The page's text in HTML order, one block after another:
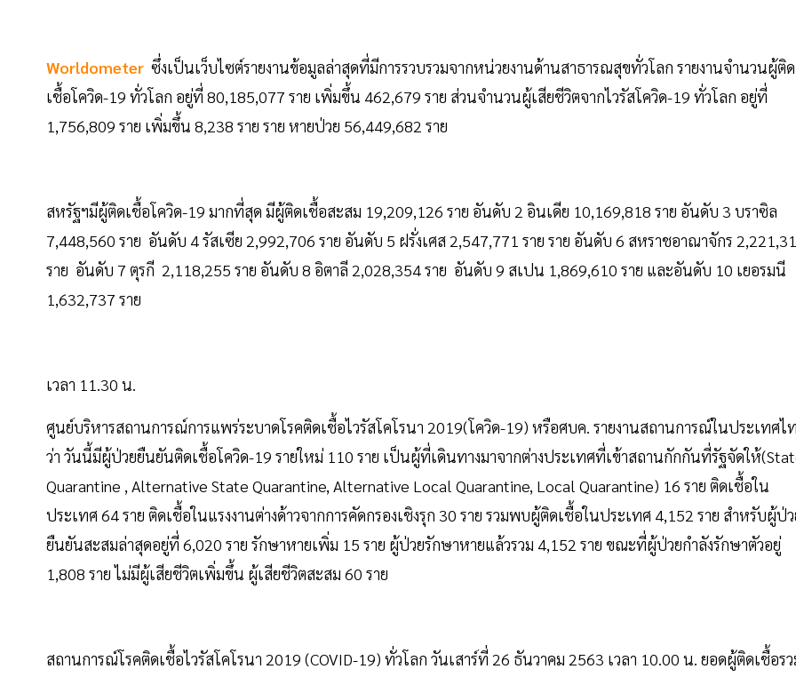
Worldometer ซึ่งเป็นเว็บไซต์รายงานข้อมูลล่าสุดที่มีการรวบรวมจากหน่วยงานด้านสาธารณสุขทั่วโลก รายงานจำนวนผู้ติด
เชื้อโควิด-19 ทั่วโลก อยู่ที่ 80,185,077 ราย เพิ่มขึ้น 462,679 ราย ส่วนจำนวนผู้เสียชีวิตจากไวรัสโควิด-19 ทั่วโลก อยู่ที่
1,756,809 ราย เพิ่มขึ้น 8,238 ราย ราย หายป่วย 56,449,682 ราย
สหรัฐฯมีผู้ติดเชื้อโควิด-19 มากที่สุด มีผู้ติดเชื้อสะสม 19,209,126 ราย อันดับ 2 อินเดีย 10,169,818 ราย อันดับ 3 บราซิล
7,448,560 ราย อันดับ 4 รัสเซีย 2,992,706 ราย อันดับ 5 ฝรั่งเศส 2,547,771 ราย ราย อันดับ 6 สหราชอาณาจักร
ราย อันดับ 7 ตุรกี 2,118,255 ราย อันดับ 8 อิตาลี 2,028,354 ราย อันดับ 9 สเปน 1,869,610 ราย และอันดับ 10 เยอรมนี
1,632,737 ราย
เวลา 11.30 น.
ศูนย์บริหารสถานการณ์การแพร่ระบาดโรคติดเชื้อไวรัสโคโรนา 2019(โควิด-19) หรือศบค. รายงานสถานการณ์ในประเทศไ
ว่า วันนี้มีผู้ป่วยยืนยันติดเชื้อโควิด-19 รายใหม่ 110 ราย เป็นผู้ที่เดินทางมาจากต่างประเทศที่เข้าสถานกักกันที่รัฐจัดให้
Quarantine , Alternative State Quarantine, Alternative Local Quarantine, Local Quarantine) 16 ราย ติดเชื้อใน
ประเทศ 64 ราย ติดเชื้อในแรงงานต่างด้าวจากการคัดกรองเชิงรุก 30 ราย รวมพบผู้ติดเชื้อในประเทศ 4,152 ราย สำหรับผู้ป่
ยืนยันสะสมล่าสุดอยู่ที่ 6,020 ราย รักษาหายเพิ่ม 15 ราย ผู้ป่วยรักษาหายแล้วรวม 4,152 ราย ขณะที่ผู้ป่วยกำลังรักษาตัวอยู่
1,808 ราย ไม่มีผู้เสียชีวิตเพิ่มขึ้น ผู้เสียชีวิตสะสม 60 ราย
สถานการณ์โรคติดเชื้อไวรัสโคโรนา 2019 (COVID-19) ทั่วโลก วันเสาร์ที่ 26 ธันวาคม 2563 เวลา 10.00 น. ยอดผู้ติดเชื้อร